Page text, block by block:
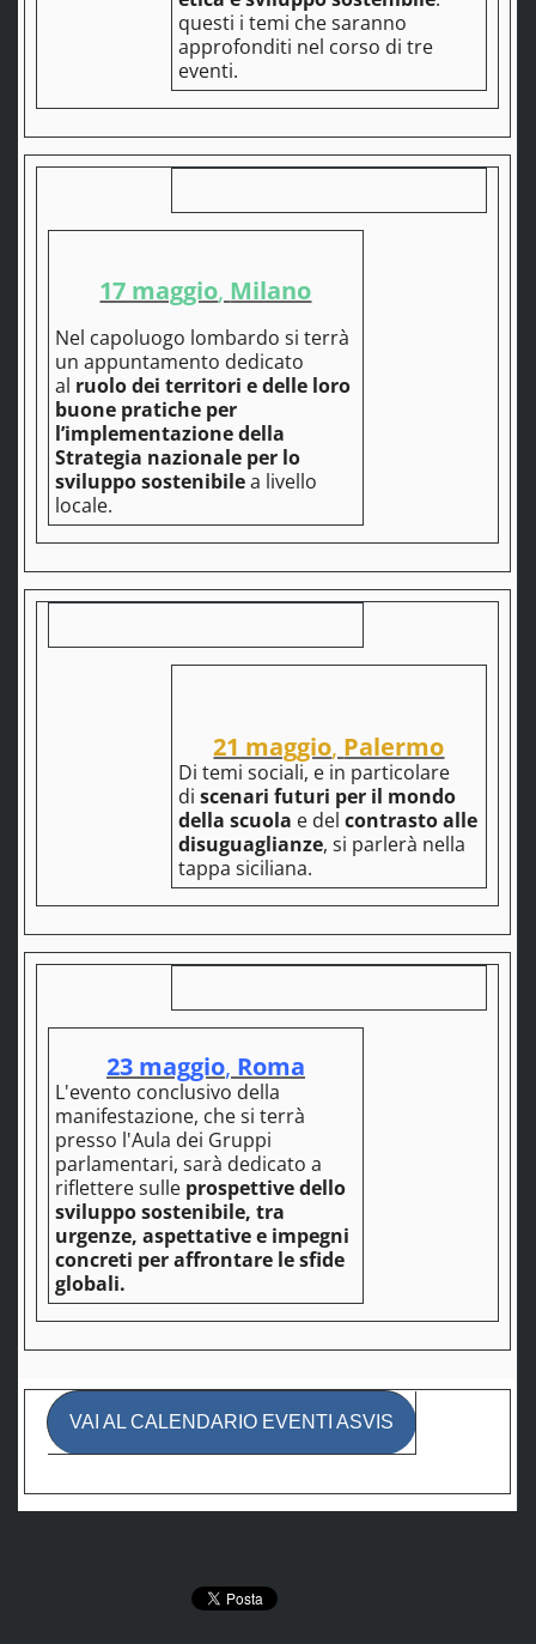
questi i temi che saranno
approfonditi nel corso di tre
eventi.
17 maggio, Milano
Nel capoluogo lombardo si terrà
un appuntamento dedicato
al ruolo dei territori e delle loro
buone pratiche per
l’implementazione della
Strategia nazionale per lo
sviluppo sostenibilea livello
locale.
21 maggio, Palermo
Di temi sociali, e in particolare
di scenari futuri per il mondo
della scuola e del contrasto alle
disuguaglianze, si parlerà nella
tappa siciliana.
23 maggio, Roma
L'evento conclusivo della
manifestazione, che si terrà
presso l'Aula dei Gruppi
parlamentari, sarà dedicato a
riflettere sulle prospettive dello
sviluppo sostenibile, tra
urgenze, aspettative e impegni
concreti per affrontare le sfide
globali.
VAI AL CALENDARIO EVENTI ASVIS